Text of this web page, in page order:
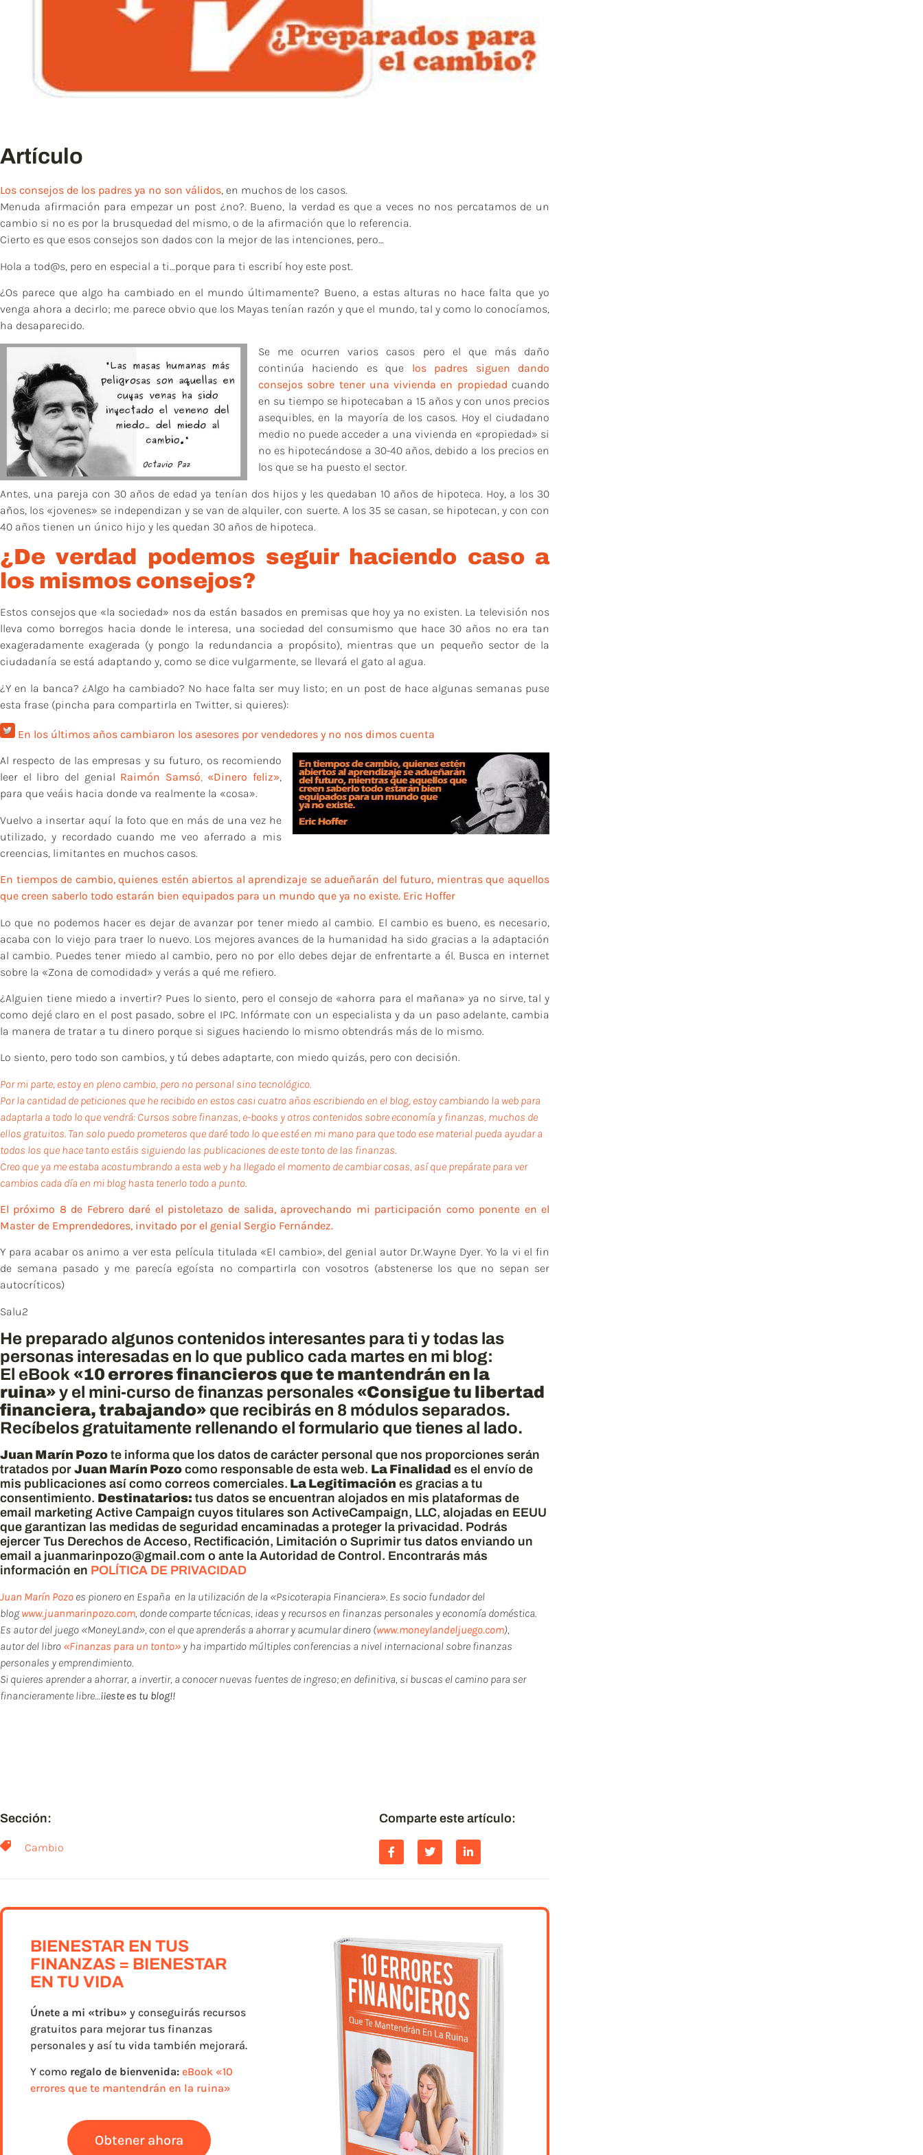
Artículo
Los consejos de los padres ya no son válidos, en muchos de los casos.
Menuda afirmación para empezar un post ¿no?. Bueno, la verdad es que a veces no nos percatamos de un
cambio si no es por la brusquedad del mismo, o de la afirmación que lo referencia.
Cierto es que esos consejos son dados con la mejor de las intenciones, pero…
Hola a tod@s, pero en especial a ti…porque para ti escribí hoy este post.
¿Os parece que algo ha cambiado en el mundo últimamente? Bueno, a estas alturas no hace falta que yo
venga ahora a decirlo; me parece obvio que los Mayas tenían razón y que el mundo, tal y como lo conocíamos,
ha desaparecido.
Se me ocurren varios casos pero el que más daño
continúa haciendo es que los padres siguen dando
consejos sobre tener una vivienda en propiedad cuando
en su tiempo se hipotecaban a 15 años y con unos precios
asequibles, en la mayoría de los casos. Hoy el ciudadano
medio no puede acceder a una vivienda en «propiedad» si
no es hipotecándose a 30-40 años, debido a los precios en
los que se ha puesto el sector.
Antes, una pareja con 30 años de edad ya tenían dos hijos y les quedaban 10 años de hipoteca. Hoy, a los 30
años, los «jovenes» se independizan y se van de alquiler, con suerte. A los 35 se casan, se hipotecan, y con con
40 años tienen un único hijo y les quedan 30 años de hipoteca.
¿De verdad podemos seguir haciendo caso a
los mismos consejos?
Estos consejos que «la sociedad» nos da están basados en premisas que hoy ya no existen. La televisión nos
lleva como borregos hacia donde le interesa, una sociedad del consumismo que hace 30 años no era tan
exageradamente exagerada (y pongo la redundancia a propósito), mientras que un pequeño sector de la
ciudadanía se está adaptando y, como se dice vulgarmente, se llevará el gato al agua.
¿Y en la banca? ¿Algo ha cambiado? No hace falta ser muy listo; en un post de hace algunas semanas puse
esta frase (pincha para compartirla en Twitter, si quieres):
En los últimos años cambiaron los asesores por vendedores y no nos dimos cuenta
Al respecto de las empresas y su futuro, os recomiendo
leer el libro del genial Raimón Samsó, «Dinero feliz»,
para que veáis hacia donde va realmente la «cosa».
Vuelvo a insertar aquí la foto que en más de una vez he
utilizado, y recordado cuando me veo aferrado a mis
creencias, limitantes en muchos casos.
En tiempos de cambio, quienes estén abiertos al aprendizaje se adueñarán del futuro, mientras que aquellos
que creen saberlo todo estarán bien equipados para un mundo que ya no existe. Eric Hoffer
Lo que no podemos hacer es dejar de avanzar por tener miedo al cambio. El cambio es bueno, es necesario,
acaba con lo viejo para traer lo nuevo. Los mejores avances de la humanidad ha sido gracias a la adaptación
al cambio. Puedes tener miedo al cambio, pero no por ello debes dejar de enfrentarte a él. Busca en internet
sobre la «Zona de comodidad» y verás a qué me refiero.
¿Alguien tiene miedo a invertir? Pues lo siento, pero el consejo de «ahorra para el mañana» ya no sirve, tal y
como dejé claro en el post pasado, sobre el IPC. Infórmate con un especialista y da un paso adelante, cambia
la manera de tratar a tu dinero porque si sigues haciendo lo mismo obtendrás más de lo mismo.
Lo siento, pero todo son cambios, y tú debes adaptarte, con miedo quizás, pero con decisión.
Por mi parte, estoy en pleno cambio, pero no personal sino tecnológico.
Por la cantidad de peticiones que he recibido en estos casi cuatro años escribiendo en el blog, estoy cambiando la web para
adaptarla a todo lo que vendrá: Cursos sobre finanzas, e-books y otros contenidos sobre economía y finanzas, muchos de
ellos gratuitos. Tan solo puedo prometeros que daré todo lo que esté en mi mano para que todo ese material pueda ayudar a
todos los que hace tanto estáis siguiendo las publicaciones de este tonto de las finanzas.
Creo que ya me estaba acostumbrando a esta web y ha llegado el momento de cambiar cosas, así que prepárate para ver
cambios cada día en mi blog hasta tenerlo todo a punto.
El próximo 8 de Febrero daré el pistoletazo de salida, aprovechando mi participación como ponente en el
Master de Emprendedores, invitado por el genial Sergio Fernández.
Y para acabar os animo a ver esta película titulada «El cambio», del genial autor Dr.Wayne Dyer. Yo la vi el fin
de semana pasado y me parecía egoísta no compartirla con vosotros (abstenerse los que no sepan ser
autocríticos)
Salu2
He preparado algunos contenidos interesantes para ti y todas las
personas interesadas en lo que publico cada martes en mi blog:
El eBook«10 errores financieros que te mantendrán en la
ruina»y el mini-curso de finanzas personales«Consigue tu libertad
financiera, trabajando» que recibirás en 8 módulos separados.
Recíbelos gratuitamente rellenando el formulario que tienes al lado.
Juan Marín Pozo te informa que los datos de carácter personal que nos proporciones serán
tratados por Juan Marín Pozo como responsable de esta web. La Finalidad es el envío de
mis publicaciones así como correos comerciales. La Legitimación es gracias a tu
consentimiento. Destinatarios: tus datos se encuentran alojados en mis plataformas de
email marketing Active Campaign cuyos titulares son ActiveCampaign, LLC, alojadas en EEUU
que garantizan las medidas de seguridad encaminadas a proteger la privacidad. Podrás
ejercer Tus Derechos de Acceso, Rectificación, Limitación o Suprimir tus datos enviando un
email a juanmarinpozo@gmail.com o ante la Autoridad de Control. Encontrarás más
información en POLÍTICA DE PRIVACIDAD
Juan Marín Pozo es pionero en España en la utilización de la «Psicoterapia Financiera». Es socio fundador del
blogwww.juanmarinpozo.com, donde comparte técnicas, ideas y recursos en finanzas personales y economía doméstica.
Es autor del juego «MoneyLand», con el que aprenderás a ahorrar y acumular dinero (www.moneylandeljuego.com),
autor del libro «Finanzas para un tonto» y ha impartido múltiples conferencias a nivel internacional sobre finanzas
personales y emprendimiento.
Si quieres aprender a ahorrar, a invertir, a conocer nuevas fuentes de ingreso; en definitiva, si buscas el camino para ser
financieramente libre…¡¡este es tu blog!!
Sección:
Cambio
Comparte este artículo:
BIENESTAR EN TUS
FINANZAS = BIENESTAR
EN TU VIDA
Únete a mi «tribu» y conseguirás recursos
gratuitos para mejorar tus finanzas
personales y así tu vida también mejorará.
Y como regalo de bienvenida: eBook «10
errores que te mantendrán en la ruina»
Obtener ahora